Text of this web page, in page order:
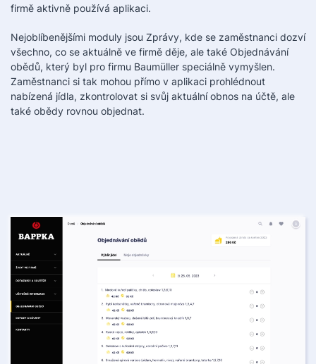
firmě aktivně používá aplikaci.
Nejoblíbenějšími moduly jsou Zprávy, kde se zaměstnanci dozví
všechno, co se aktuálně ve firmě děje, ale také Objednávání
obědů, který byl pro firmu Baumüller speciálně vymyšlen.
Zaměstnanci si tak mohou přímo v aplikaci prohlédnout
nabízená jídla, zkontrolovat si svůj aktuální obnos na účtě, ale
také obědy rovnou objednat.